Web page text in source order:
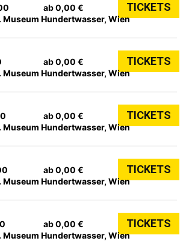
Hundertwasser, Wien
ab 0,00 € TICKETS
Hundertwasser, Wien
ab 0,00 € TICKETS
Hundertwasser, Wien
ab 0,00 € TICKETS
Hundertwasser, Wien
ab 0,00 € TICKETS
Hundertwasser, Wien
ab 0,00 € TICKETS